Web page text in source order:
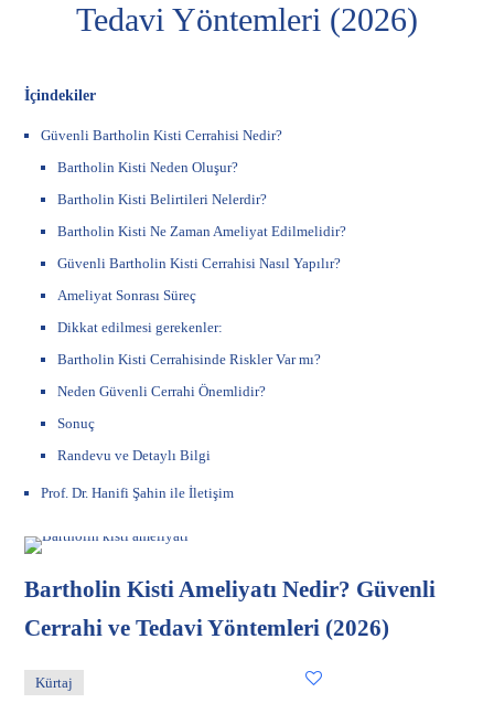
Tedavi Yöntemleri (2026)
İçindekiler
Güvenli Bartholin Kisti Cerrahisi Nedir?
Bartholin Kisti Neden Oluşur?
Bartholin Kisti Belirtileri Nelerdir?
Bartholin Kisti Ne Zaman Ameliyat Edilmelidir?
Güvenli Bartholin Kisti Cerrahisi Nasıl Yapılır?
Ameliyat Sonrası Süreç
Dikkat edilmesi gerekenler:
Bartholin Kisti Cerrahisinde Riskler Var mı?
Neden Güvenli Cerrahi Önemlidir?
Sonuç
Randevu ve Detaylı Bilgi
Prof. Dr. Hanifi Şahin ile İletişim
Bartholin Kisti Ameliyatı Nedir? Güvenli
Cerrahi ve Tedavi Yöntemleri (2026)
Kürtaj